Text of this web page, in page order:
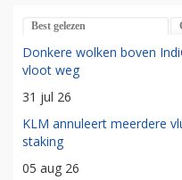
Best gelezen
Donkere wolken boven
vloot weg
31 jul 26
KLM annuleert meerdere
staking
05 aug 26